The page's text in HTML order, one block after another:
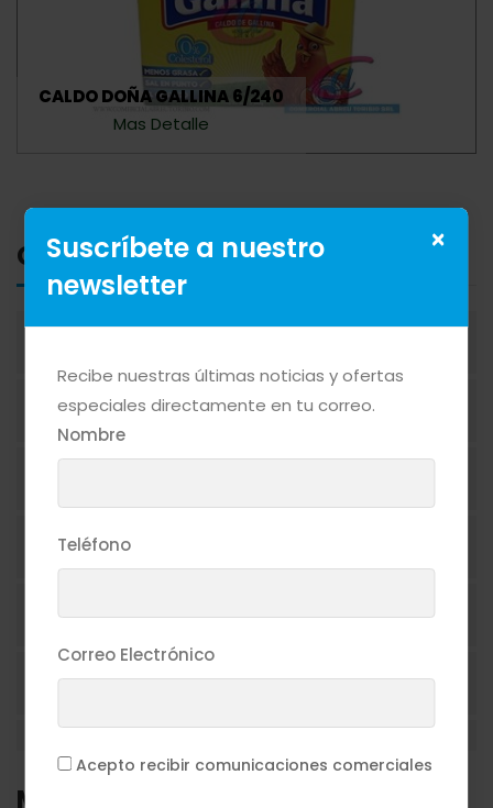
CALDO DOÑA GALLINA 6/240
Mas Detalle
Categorias
ADEREZOS
AZÚCAR
BEBIDAS ALCOHÓLICAS
BEBIDAS NO ALCOHÓLICAS
CAFÉ
Marcas
×
Suscríbete a nuestro
newsletter
Recibe nuestras últimas noticias y ofertas
especiales directamente en tu correo.
Nombre
Teléfono
Correo Electrónico
Acepto recibir comunicaciones comerciales